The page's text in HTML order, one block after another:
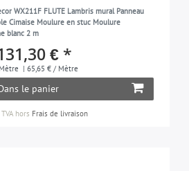
WX211F FLUTE Lambris mural Panneau
Cimaise Moulure en stuc Moulure
blanc 2 m
€ *
Mètre | 65,65 € / Mètre
le panier
hors Frais de livraison